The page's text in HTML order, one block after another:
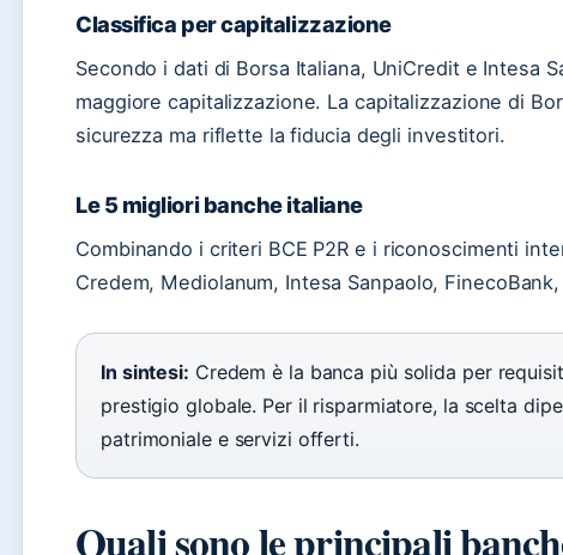
Classifica per capitalizzazione
Secondo i dati di Borsa Italiana, UniCredit e Intesa
maggiore capitalizzazione. La capitalizzazione di
sicurezza ma riflette la fiducia degli investitori.
Le 5 migliori banche italiane
Combinando i criteri BCE P2R e i riconoscimenti
Credem, Mediolanum, Intesa Sanpaolo,
In sintesi: Credem è la banca più solida per
prestigio globale. Per il risparmiatore, la scelta
patrimoniale e servizi offerti.
Quali sono le principali